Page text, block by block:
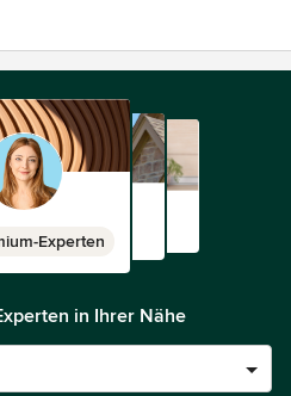
Experten
in Ihrer Nähe